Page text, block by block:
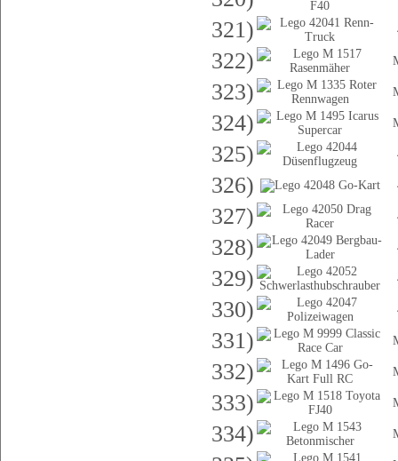
321)
322)
323)
324)
325)
326)
327)
328)
329)
330)
331)
332)
333)
334)